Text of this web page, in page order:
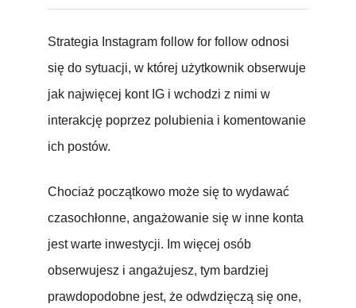
Strategia Instagram follow for follow odnosi
się do sytuacji, w której użytkownik obserwuje
jak najwięcej kont IG i wchodzi z nimi w
interakcję poprzez polubienia i komentowanie
ich postów.
Chociaż początkowo może się to wydawać
czasochłonne, angażowanie się w inne konta
jest warte inwestycji. Im więcej osób
obserwujesz i angażujesz, tym bardziej
prawdopodobne jest, że odwdzięczą się one,